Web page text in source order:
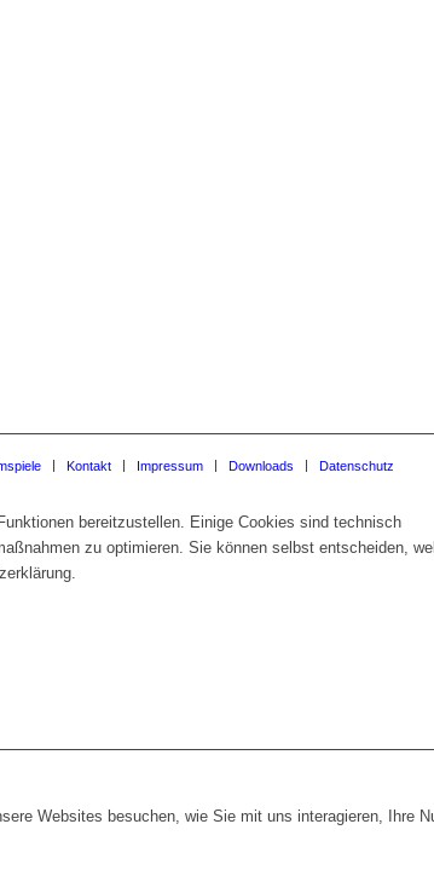
Kontakt Impressum Downloads Datenschutz
bereitzustellen. Einige Cookies sind technisch
zu optimieren. Sie können selbst entscheiden,
Websites besuchen, wie Sie mit uns interagieren, Ihre